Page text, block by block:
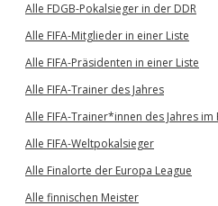
Alle FDGB-Pokalsieger in der DDR
Alle FIFA-Mitglieder in einer Liste
Alle FIFA-Präsidenten in einer Liste
Alle FIFA-Trainer des Jahres
Alle FIFA-Trainer*innen des Jahres
Alle FIFA-Weltpokalsieger
Alle Finalorte der Europa League
Alle finnischen Meister